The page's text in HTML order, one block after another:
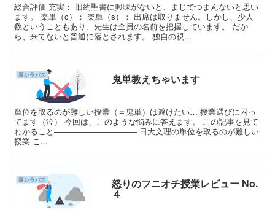
総合評価 充実： 旧約聖書に興味がないと、まじでつまんないと思い
ます。 楽単（c）： 楽単（s）： 出席は取りません。しかし、少人
数ということもあり、先生は全員の名前を把握しています。 だか
ら、来てないと普通に落とされます。 独自の視...
裏シラバス 鬼単教えちゃいます
単位を取るのが難しい授業（＝鬼単）は避けたい… 授業選びに困っ
てます（泣） 今回は、このような悩みに答えます。 この記事を見て
わかること─────────────── 日大文理の単位を取るのが難しい
授業 こ...
裏シラバス 怒りのフニオチ授業レビュー No.
４